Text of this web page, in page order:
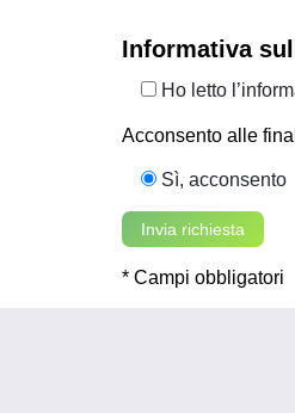
Informativa
Ho letto
Acconsento alle
Sì, acconsento
* Campi obbligatori